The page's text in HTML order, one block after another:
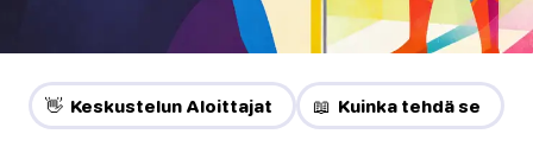
👋 Keskustelun Aloittajat 📖 Kuinka tehdä se